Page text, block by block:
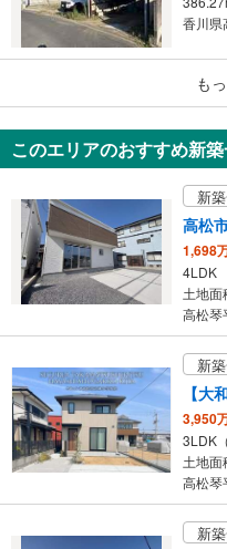
香川県
1,350
香川県
も
このエリアのおすすめ新
新
高松
1,698
4LDK
土地面
高松
新
3,950
3LDK
土地面
高松琴
新